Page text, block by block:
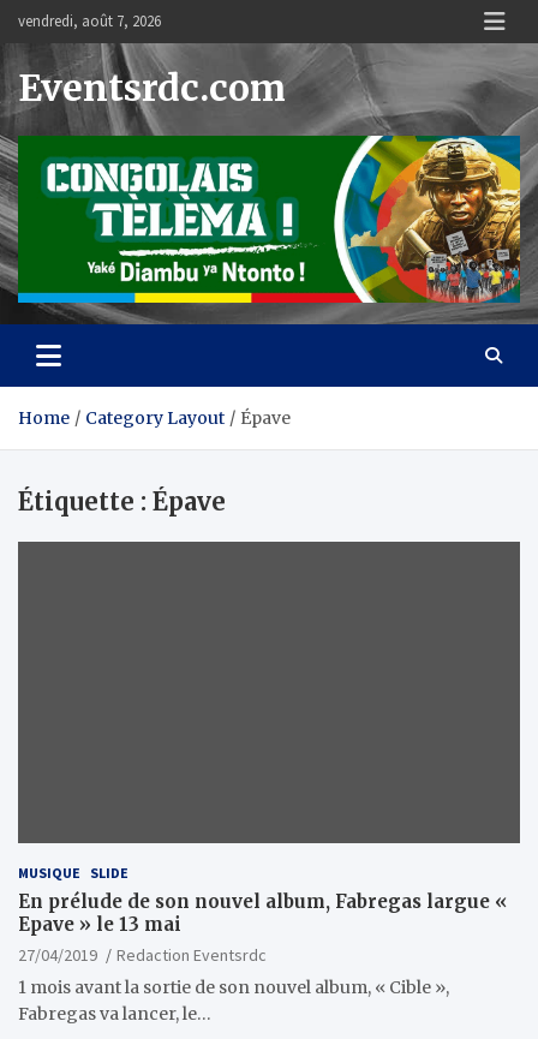
content
vendredi, août 7, 2026
Eventsrdc.com
Home Category Layout Épave
Étiquette : Épave
MUSIQUE SLIDE
En prélude de son nouvel album, Fabregas largue «
Epave » le 13 mai
27/04/2019
Redaction Eventsrdc
1 mois avant la sortie de son nouvel album, « Cible »,
Fabregas va lancer, le…